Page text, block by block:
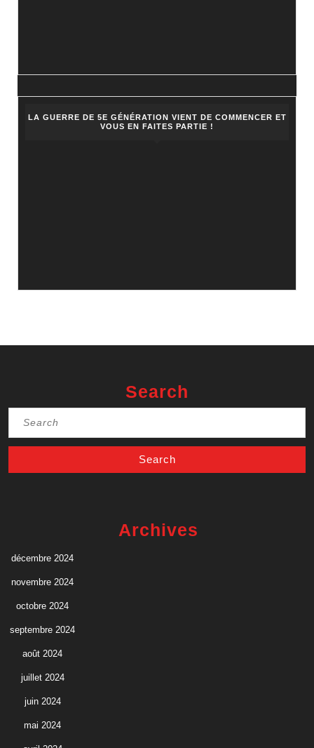
LA GUERRE DE 5E GÉNÉRATION VIENT DE COMMENCER ET
VOUS EN FAITES PARTIE !
Search
Archives
décembre 2024
novembre 2024
octobre 2024
septembre 2024
août 2024
juillet 2024
juin 2024
mai 2024